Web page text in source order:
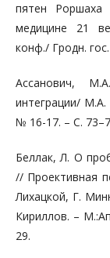
пятен
медицине 21
конф./ Гродн.
Ассанович,
интеграции/
№ 16-17. – С.
Беллак, Л. О
// Проективная
Лихацкой, Г.
Кириллов. –
29.